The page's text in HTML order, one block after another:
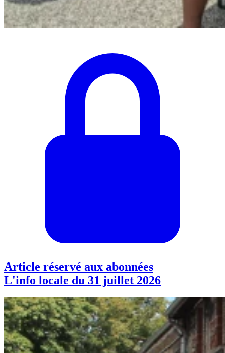
Article réservé aux abonnées
L'info locale du 31 juillet 2026